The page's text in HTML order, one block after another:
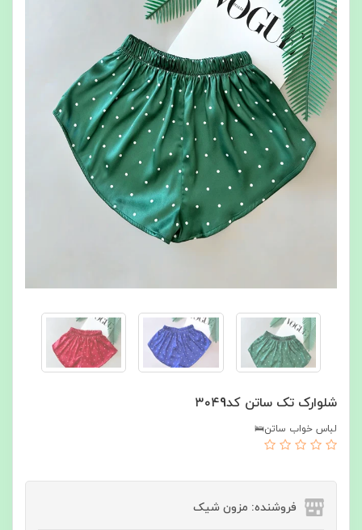
شلوارک تک ساتن کد۳۰۴9
لباس خواب ساتن🛌
فروشنده: مزون شیک